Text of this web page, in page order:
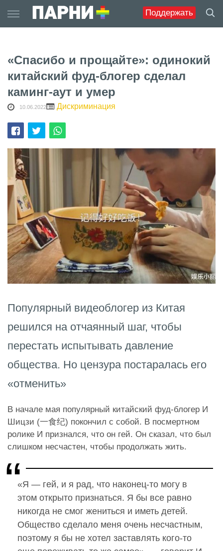
Поддержать
to
content
«Спасибо и прощайте»: одинокий
китайский фуд-блогер сделал
каминг-аут и умер
10.06.2022 Дискриминация
Популярный видеоблогер из Китая
решился на отчаянный шаг, чтобы
перестать испытывать давление
общества. Но цензура постаралась его
«отменить»
В начале мая популярный китайский фуд-блогер И
Шицзи (一食纪) покончил с собой. В посмертном
ролике И признался, что он гей. Он сказал, что был
слишком несчастен, чтобы продолжать жить.
«Я — гей, и я рад, что наконец-то могу в
этом открыто признаться. Я бы все равно
никогда не смог жениться и иметь детей.
Общество сделало меня очень несчастным,
поэтому я бы не хотел заставлять кого-то